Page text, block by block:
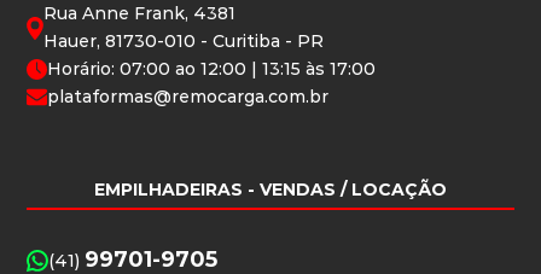
Rua Anne Frank, 4381
Hauer, 81730-010 - Curitiba - PR
Horário: 07:00 ao 12:00 | 13:15 às 17:00
plataformas@remocarga.com.br
EMPILHADEIRAS - VENDAS / LOCAÇÃO
(41) 99701-9705